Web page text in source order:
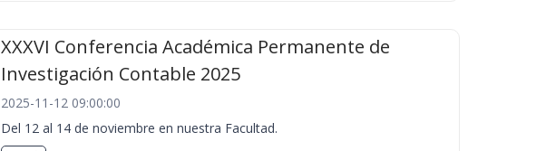
XXXVI Conferencia Académica Permanente de
Investigación Contable 2025
2025-11-12 09:00:00
Del 12 al 14 de noviembre en nuestra Facultad.